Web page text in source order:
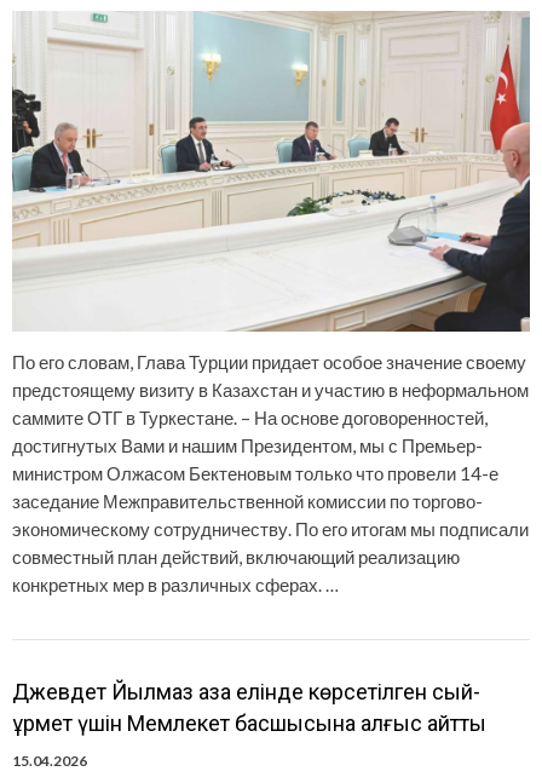
По его словам, Глава Турции придает особое значение своему
предстоящему визиту в Казахстан и участию в неформальном
саммите ОТГ в Туркестане. – На основе договоренностей,
достигнутых Вами и нашим Президентом, мы с Премьер-
министром Олжасом Бектеновым только что провели 14-е
заседание Межправительственной комиссии по торгово-
экономическому сотрудничеству. По его итогам мы подписали
совместный план действий, включающий реализацию
конкретных мер в различных сферах. …
Джевдет Йылмаз қазақ елінде көрсетілген сый-
құрмет үшін Мемлекет басшысына алғыс айтты
15.04.2026